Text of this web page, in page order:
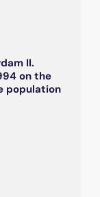
II.
on the
population